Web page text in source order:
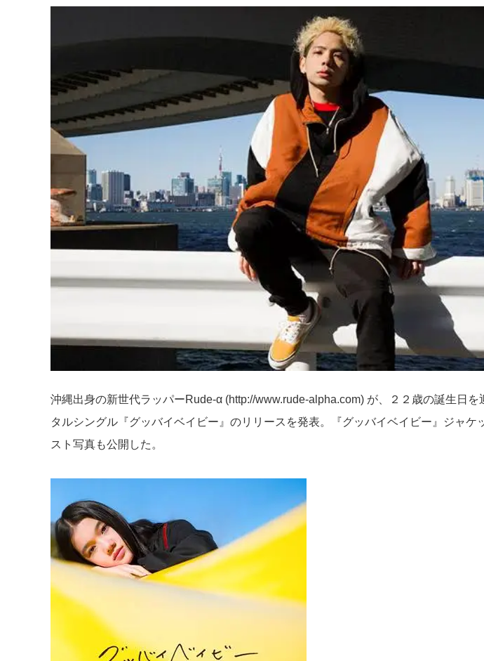
沖縄出身の新世代ラッパーRude-α (http://www.rude-alpha.com) が、２２歳の誕生日を
タルシングル『グッバイベイビー』のリリースを発表。『グッバイベイビー』ジャケ
スト写真も公開した。